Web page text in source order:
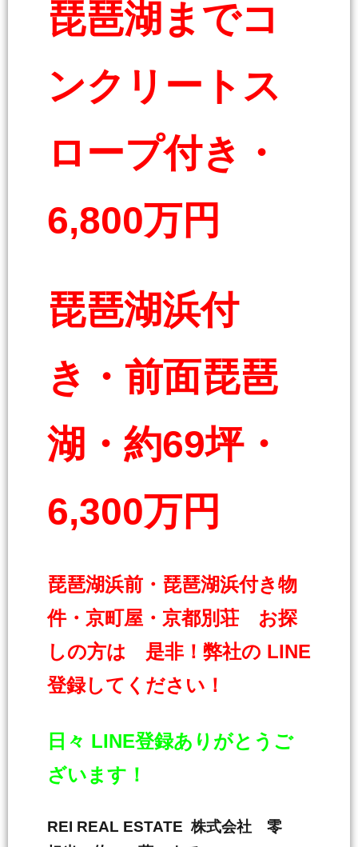
琵琶湖までコ
ンクリートス
ロープ付き・
6,800万円
琵琶湖浜付
き・前面琵琶
湖・約69坪・
6,300万円
琵琶湖浜前・琵琶湖浜付き物
件・京町屋・京都別荘 お探
しの方は 是非！弊社の LINE
登録してください！
日々 LINE登録ありがとうご
ざいます！
REI REAL ESTATE 株式会社 零